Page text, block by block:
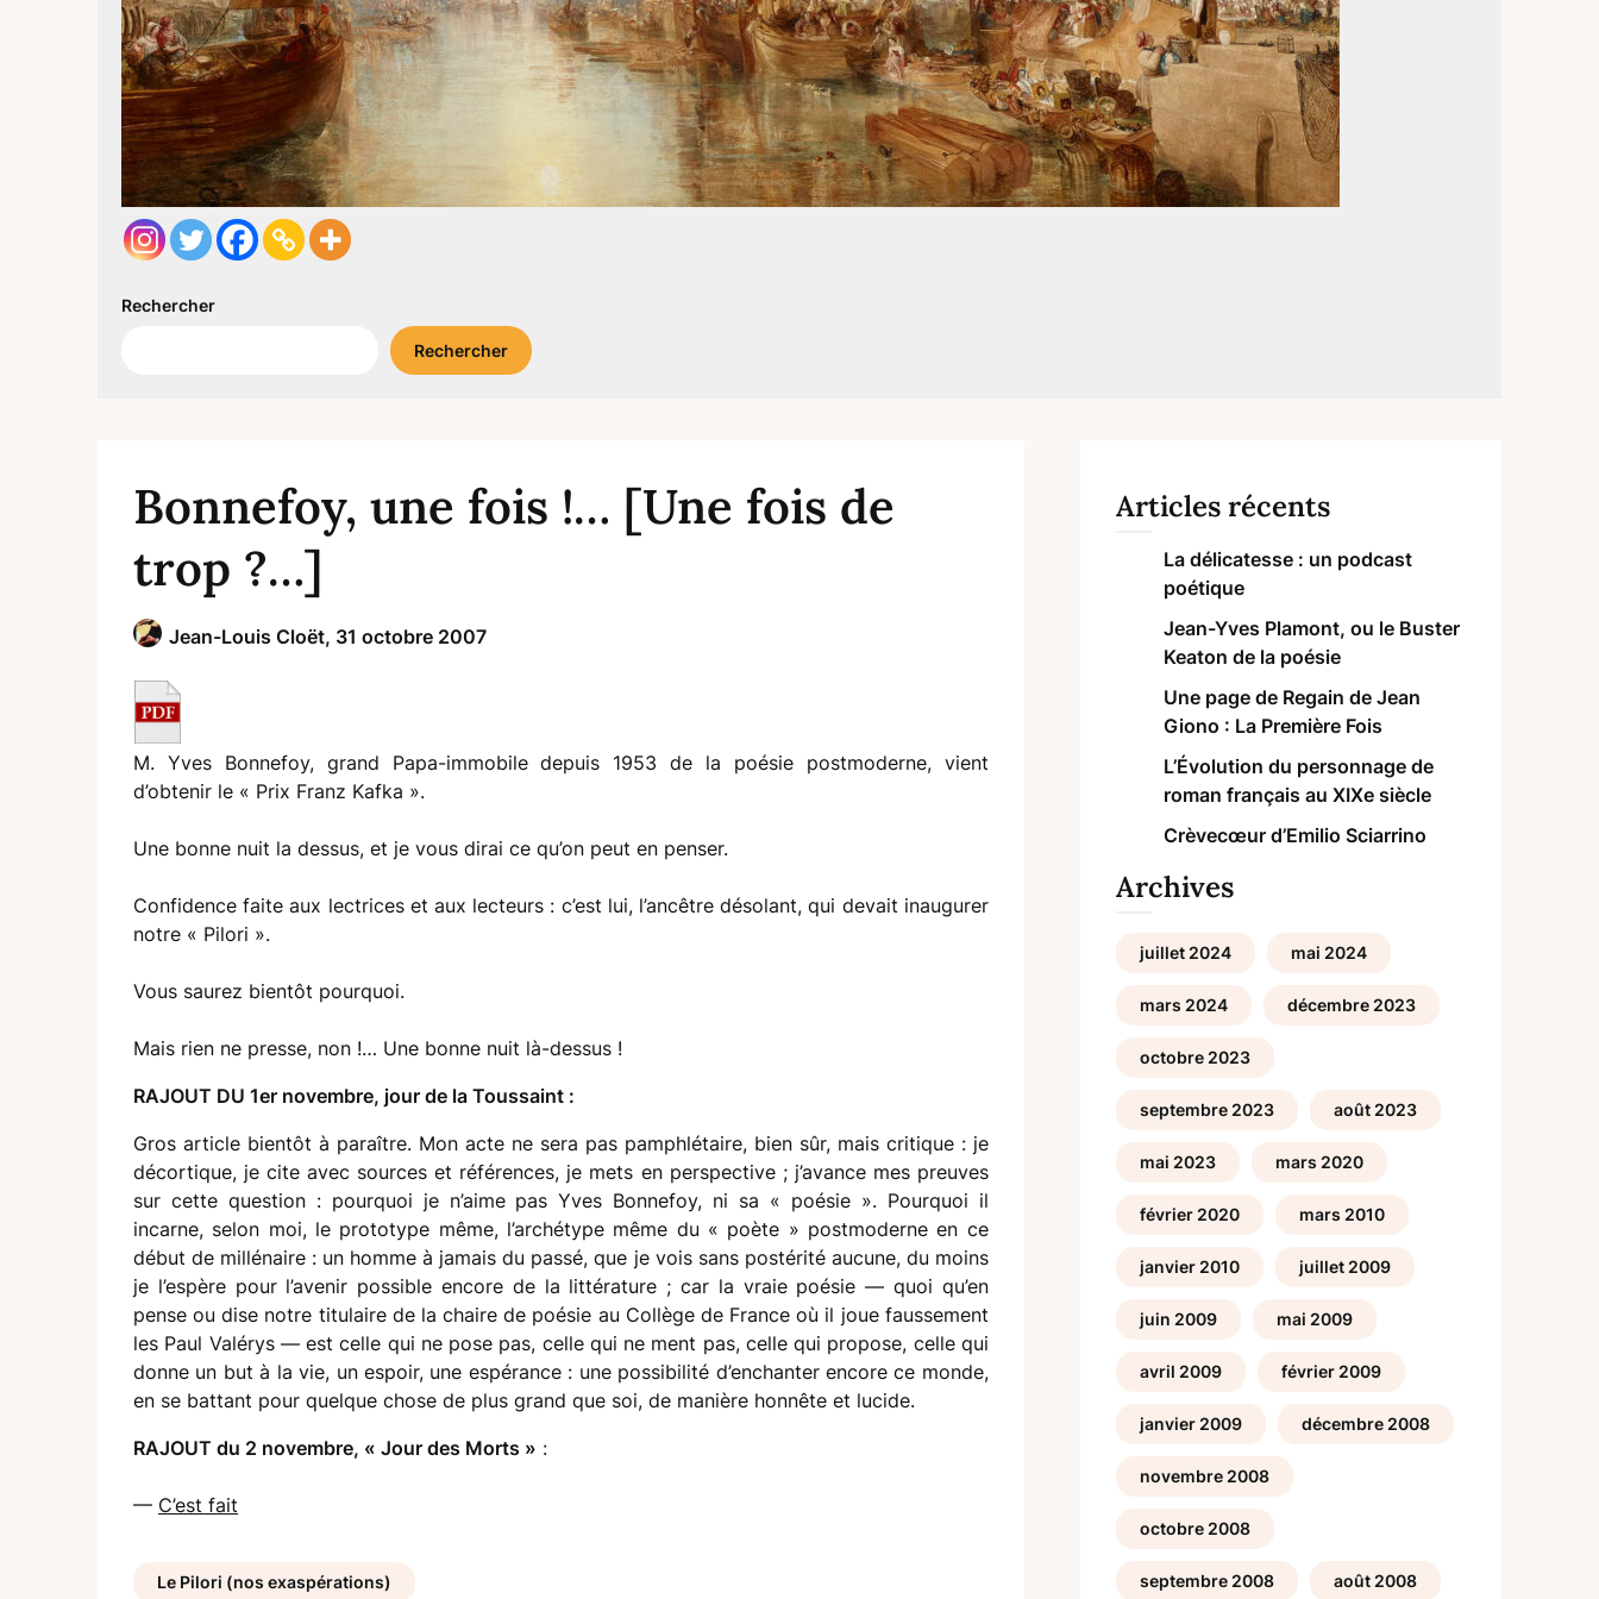
Rechercher
Rechercher
Bonnefoy, une fois !… [Une fois de
trop ?…]
Jean-Louis Cloët, 31 octobre 2007
M. Yves Bonnefoy, grand Papa-immobile depuis 1953 de la poésie postmoderne, vient
d’obtenir le « Prix Franz Kafka ».
Une bonne nuit la dessus, et je vous dirai ce qu’on peut en penser.
Confidence faite aux lectrices et aux lecteurs : c’est lui, l’ancêtre désolant, qui devait inaugurer
notre « Pilori ».
Vous saurez bientôt pourquoi.
Mais rien ne presse, non !… Une bonne nuit là-dessus !
RAJOUT DU 1er novembre, jour de la Toussaint :
Gros article bientôt à paraître. Mon acte ne sera pas pamphlétaire, bien sûr, mais critique : je
décortique, je cite avec sources et références, je mets en perspective ; j’avance mes preuves
sur cette question : pourquoi je n’aime pas Yves Bonnefoy, ni sa « poésie ». Pourquoi il
incarne, selon moi, le prototype même, l’archétype même du « poète » postmoderne en ce
début de millénaire : un homme à jamais du passé, que je vois sans postérité aucune, du moins
je l’espère pour l’avenir possible encore de la littérature ; car la vraie poésie — quoi qu’en
pense ou dise notre titulaire de la chaire de poésie au Collège de France où il joue faussement
les Paul Valérys — est celle qui ne pose pas, celle qui ne ment pas, celle qui propose, celle qui
donne un but à la vie, un espoir, une espérance : une possibilité d’enchanter encore ce monde,
en se battant pour quelque chose de plus grand que soi, de manière honnête et lucide.
RAJOUT du 2 novembre, « Jour des Morts » :
— C’est fait
Le Pilori (nos exaspérations)
Articles récents
La délicatesse : un podcast
poétique
Jean-Yves Plamont, ou le Buster
Keaton de la poésie
Une page de Regain de Jean
Giono : La Première Fois
L’Évolution du personnage de
roman français au XIXe siècle
Crèvecœur d’Emilio Sciarrino
Archives
juillet 2024 mai 2024
mars 2024 décembre 2023
octobre 2023
septembre 2023 août 2023
mai 2023 mars 2020
février 2020 mars 2010
janvier 2010 juillet 2009
juin 2009 mai 2009
avril 2009 février 2009
janvier 2009 décembre 2008
novembre 2008
octobre 2008
septembre 2008 août 2008